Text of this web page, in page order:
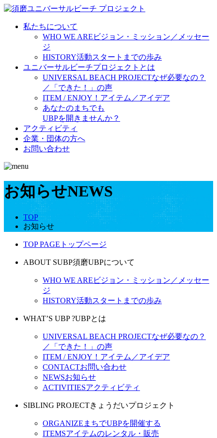
私たちについて
WHO WE ARE ビジョン・ミッション／メッセー
ジ
HISTORY活動スタートまでの歩み
ユニバーサルビーチプロジェクトとは
UNIVERSAL BEACH PROJECTなぜ必要なの？
／「できた！」の声
ITEM / ENJOY！ アイテム／アイデア
あなたのまちでも
UBPを開きませんか？
アクティビティ
企業・団体の方へ
お問い合わせ
お知らせNEWS
TOP
お知らせ
TOP PAGE トップページ
ABOUT SUBP須磨UBPについて
WHO WE ARE ビジョン・ミッション／メッセー
ジ
HISTORY活動スタートまでの歩み
WHAT’S UBP ?UBPとは
UNIVERSAL BEACH PROJECTなぜ必要なの？
／「できた！」の声
ITEM / ENJOY！ アイテム／アイデア
CONTACTお問い合わせ
NEWSお知らせ
ACTIVITIESアクティビティ
SIBLING PROJECTきょうだいプロジェクト
ORGANIZE まちでUBPを開催する
ITEMSアイテムのレンタル・販売